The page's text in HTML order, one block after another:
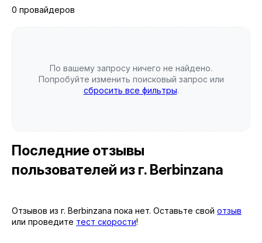
0 провайдеров
По вашему запросу ничего не найдено.
Попробуйте изменить поисковый запрос или
сбросить все фильтры.
Последние отзывы
пользователей из г. Berbinzana
Отзывов из г. Berbinzana пока нет. Оставьте свой отзыв
или проведите тест скорости!